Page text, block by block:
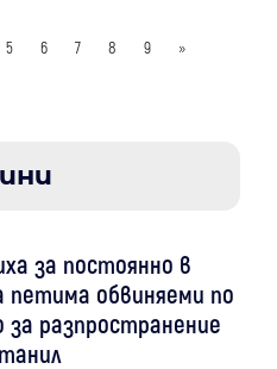
5 6 7 8 9 »
за постоянно в
петима обвиняеми по
за разпространение